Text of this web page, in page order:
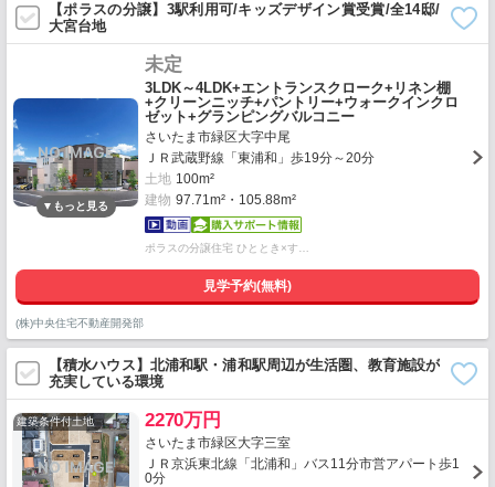
【ポラスの分譲】3駅利用可/キッズデザイン賞受賞/全14邸/
大宮台地
未定
3LDK～4LDK+エントランスクローク+リネン棚
+クリーンニッチ+パントリー+ウォークインクロ
ゼット+グランピングバルコニー
さいたま市緑区大字中尾
ＪＲ武蔵野線「東浦和」歩19分～20分
土地 100m²
建物 97.71m²・105.88m²
ポラスの分譲住宅 ひととき×す…
見学予約(無料)
(株)中央住宅不動産開発部
【積水ハウス】北浦和駅・浦和駅周辺が生活圏、教育施設が
充実している環境
建築条件付土地 2270万円
さいたま市緑区大字三室
ＪＲ京浜東北線「北浦和」バス11分市営アパート歩1
0分